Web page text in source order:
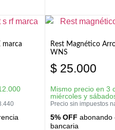
marca
Rest Magnético
WNS
$ 25.000
Mismo precio en 3
miércoles y
Precio sin impuestos
5% OFF abonando
bancaria